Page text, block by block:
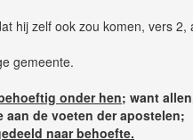
hij zelf ook zou komen, vers
gemeente.
onder hen; want
de voeten der apostelen;
naar behoefte.